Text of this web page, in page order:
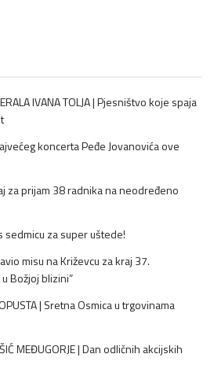
IVANA TOLJA | Pjesništvo koje spaja
koncerta Peđe Jovanovića ove
za prijam 38 radnika na neodređeno
sedmicu za super uštede!
misu na Križevcu za kraj 37.
Božjoj blizini”
| Sretna Osmica u trgovinama
MEĐUGORJE | Dan odličnih akcijskih